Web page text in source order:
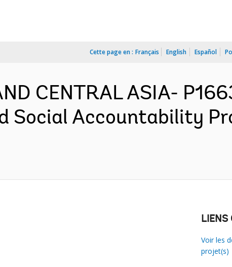
Cette page en : Français English Español
CENTRAL ASIA-
Social Accountability
LIENS
Voir les
projet(s)